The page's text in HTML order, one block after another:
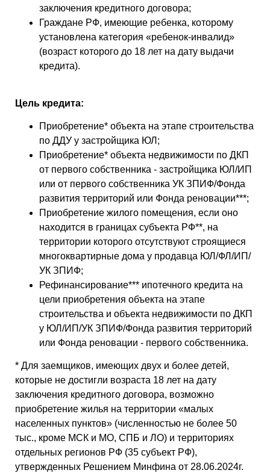
заключения кредитного договора;
Граждане РФ, имеющие ребенка, которому
установлена категория «ребенок-инвалид»
(возраст которого до 18 лет на дату выдачи
кредита).
Цель кредита:
Приобретение* объекта на этапе строительства
по ДДУ у застройщика ЮЛ;
Приобретение* объекта недвижимости по ДКП
от первого собственника - застройщика ЮЛ/ИП
или от первого собственника УК ЗПИФ/Фонда
развития территорий или Фонда реновации***;
Приобретение жилого помещения, если оно
находится в границах субъекта РФ**, на
территории которого отсутствуют строящиеся
многоквартирные дома у продавца ЮЛ/ФЛ/ИП/
УК ЗПИФ;
Рефинансирование*** ипотечного кредита на
цели приобретения объекта на этапе
строительства и объекта недвижимости по ДКП
у ЮЛ/ИП/УК ЗПИФ/Фонда развития территорий
или Фонда реновации - первого собственника.
* Для заемщиков, имеющих двух и более детей,
которые не достигли возраста 18 лет на дату
заключения кредитного договора, возможно
приобретение жилья на территории «малых
населенных пунктов» (численностью не более 50
тыс., кроме МСК и МО, СПБ и ЛО) и территориях
отдельных регионов РФ (35 субъект РФ),
утвержденных Решением Минфина от 28.06.2024г.